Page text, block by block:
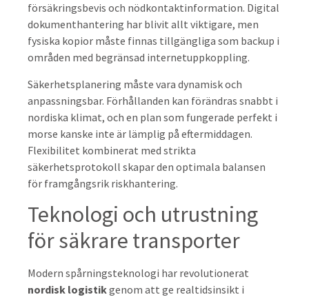
försäkringsbevis och nödkontaktinformation. Digital
dokumenthantering har blivit allt viktigare, men
fysiska kopior måste finnas tillgängliga som backup i
områden med begränsad internetuppkoppling.
Säkerhetsplanering måste vara dynamisk och
anpassningsbar. Förhållanden kan förändras snabbt i
nordiska klimat, och en plan som fungerade perfekt i
morse kanske inte är lämplig på eftermiddagen.
Flexibilitet kombinerat med strikta
säkerhetsprotokoll skapar den optimala balansen
för framgångsrik riskhantering.
Teknologi och utrustning
för säkrare transporter
Modern spårningsteknologi har revolutionerat
nordisk logistikgenom att ge realtidsinsikt i